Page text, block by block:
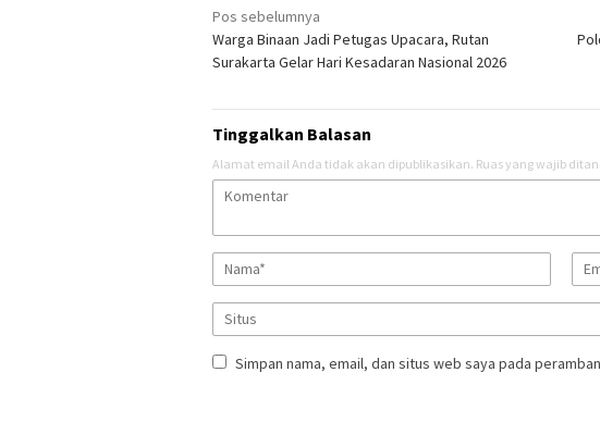
Navigasi
pos
Pos sebelumnya
Warga Binaan Jadi Petugas Upacara, Rutan
Surakarta Gelar Hari Kesadaran Nasional 2026
Tinggalkan Balasan
Alamat email Anda tidak akan dipublikasikan. Ruas yang wajib
Simpan nama, email, dan situs web saya pada